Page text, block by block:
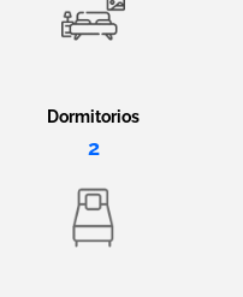
Dormitorios
2